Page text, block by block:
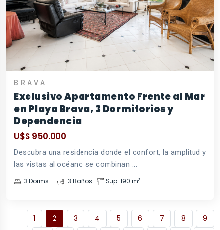
BRAVA
Exclusivo Apartamento Frente al Mar
en Playa Brava, 3 Dormitorios y
Dependencia
U$S 950.000
Descubra una residencia donde el confort, la amplitud y
las vistas al océano se combinan ...
3 Dorms. 3 Baños Sup. 190 m2
1 2 3 4 5 6 7 8
9